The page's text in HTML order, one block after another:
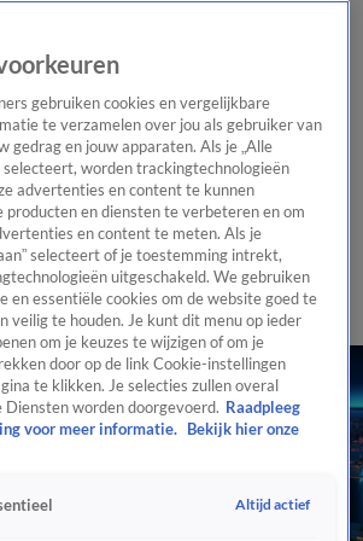
Regionieuws Het beste van Hart
Tip de
WeerTip de redactiePanelVideo's
gebruiken cookies en vergelijkbare
te verzamelen over jou als gebruiker van
gedrag en jouw apparaten. Als je „Alle
selecteert, worden trackingtechnologieën
advertenties en content te kunnen
producten en diensten te verbeteren en om
en content te meten. Als je
selecteert of je toestemming intrekt,
uitgeschakeld. We gebruiken
en essentiële cookies om de website goed te
veilig te houden. Je kunt dit menu op ieder
om je keuzes te wijzigen of om je
door op de link Cookie-instellingen
te klikken. Je selecties zullen overal
Diensten worden doorgevoerd. Raadpleeg
voor meer informatie.
Bekijk hier onze
Altijd actief